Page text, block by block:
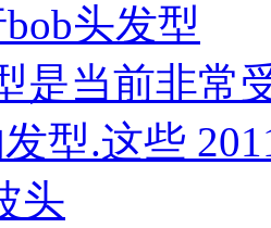
头发型
是当前非常
型.这些